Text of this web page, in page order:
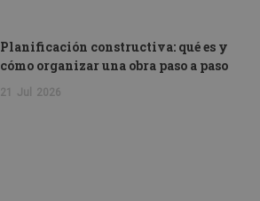
Planificación constructiva: qué es y
cómo organizar una obra paso a paso
21 Jul 2026